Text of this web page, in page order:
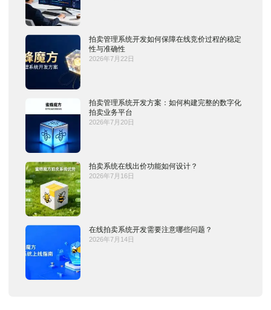
拍卖管理系统开发如何保障在线竞价过程的稳定
性与准确性
2026年7月22日
拍卖管理系统开发方案：如何构建完整的数字化
拍卖业务平台
2026年7月20日
拍卖系统在线出价功能如何设计？
2026年7月16日
在线拍卖系统开发需要注意哪些问题？
2026年7月14日